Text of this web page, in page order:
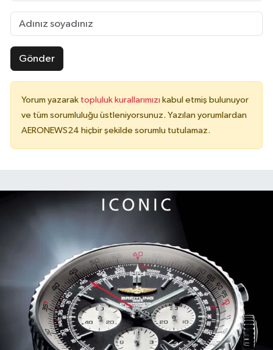
Gönder
Yorum yazarak topluluk kurallarımızı kabul etmiş bulunuyor
ve tüm sorumluluğu üstleniyorsunuz. Yazılan yorumlardan
AERONEWS24 hiçbir şekilde sorumlu tutulamaz.